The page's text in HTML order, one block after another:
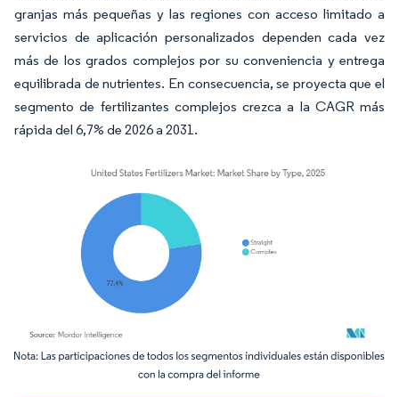
granjas más pequeñas y las regiones con acceso limitado a
servicios de aplicación personalizados dependen cada vez
más de los grados complejos por su conveniencia y entrega
equilibrada de nutrientes. En consecuencia, se proyecta que el
segmento de fertilizantes complejos crezca a la CAGR más
rápida del 6,7% de 2026 a 2031.
Imagen © Mordor Intelligence. El uso requiere atribución según CC BY 4.0.